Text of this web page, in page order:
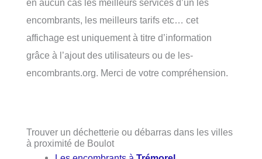
en aucun cas les meilleurs services d’un les
encombrants, les meilleurs tarifs etc… cet
affichage est uniquement à titre d’information
grâce à l’ajout des utilisateurs ou de les-
encombrants.org. Merci de votre compréhension.
Trouver un déchetterie ou débarras dans les villes
à proximité de Boulot